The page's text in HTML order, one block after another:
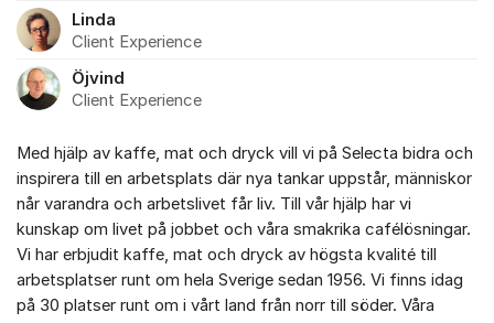
Linda
Client Experience
Öjvind
Client Experience
Med hjälp av kaffe, mat och dryck vill vi på Selecta bidra och
inspirera till en arbetsplats där nya tankar uppstår, människor
når varandra och arbetslivet får liv. Till vår hjälp har vi
kunskap om livet på jobbet och våra smakrika cafélösningar.
Vi har erbjudit kaffe, mat och dryck av högsta kvalité till
arbetsplatser runt om hela Sverige sedan 1956. Vi finns idag
på 30 platser runt om i vårt land från norr till söder. Våra